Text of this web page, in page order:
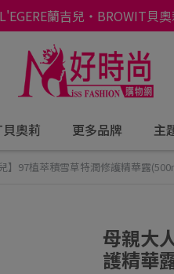
蘭吉兒・BROWIT貝
奧莉 更多品牌 主
】97植萃積雪草特潤修護精華露
母親大
護精華